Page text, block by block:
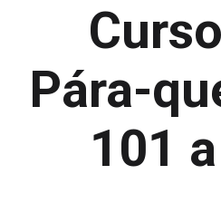
Pára-
101